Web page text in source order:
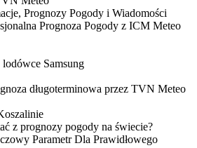
Prognozy Pogody i Wiadomości
Prognoza Pogody z ICM Meteo
Samsung
długoterminowa przez TVN Meteo
z prognozy pogody na świecie?
Parametr Dla Prawidłowego